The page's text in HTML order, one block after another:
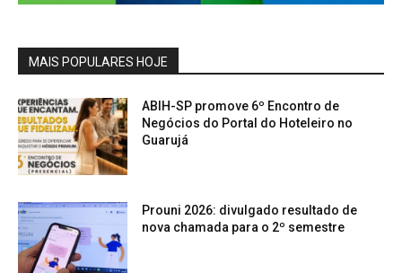
MAIS POPULARES HOJE
ABIH-SP promove 6º Encontro de
Negócios do Portal do Hoteleiro no
Guarujá
Prouni 2026: divulgado resultado de
nova chamada para o 2º semestre